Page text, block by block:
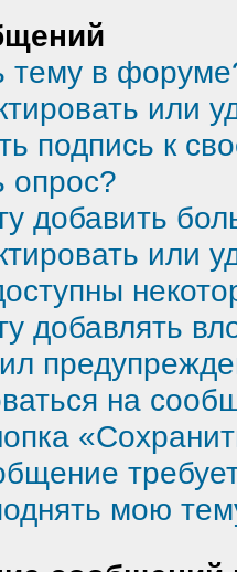
тему в
или
подпись к
опрос?
добавить
или
добавлять
на
мою